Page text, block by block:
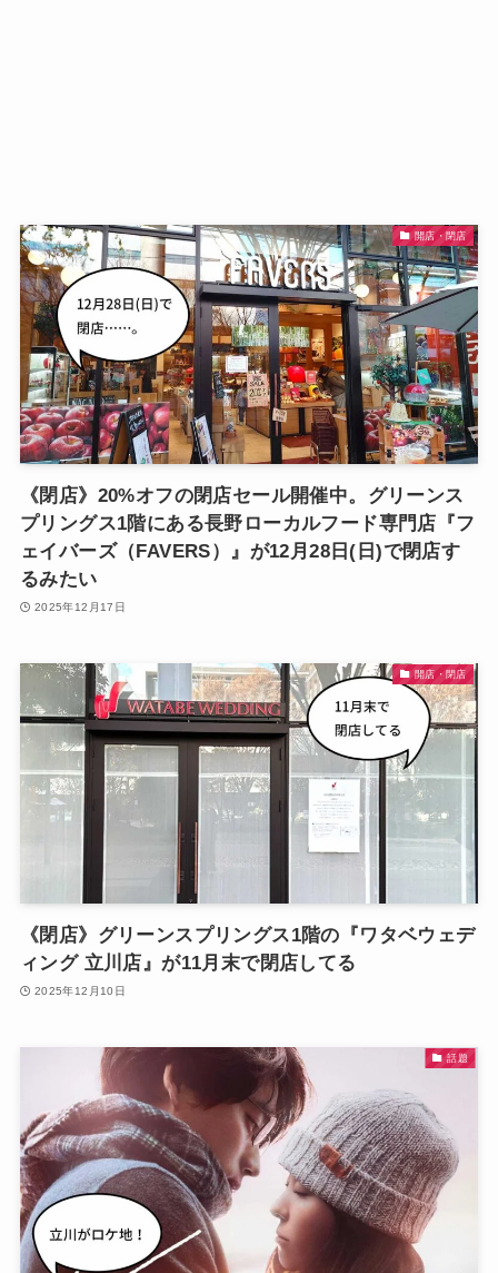
開店・閉店
《閉店》20%オフの閉店セール開催中。グリーンス
プリングス1階にある長野ローカルフード専門店『フ
ェイバーズ（FAVERS）』が12月28日(日)で閉店す
るみたい
2025年12月17日
開店・閉店
《閉店》グリーンスプリングス1階の『ワタベウェデ
ィング 立川店』が11月末で閉店してる
2025年12月10日
話題